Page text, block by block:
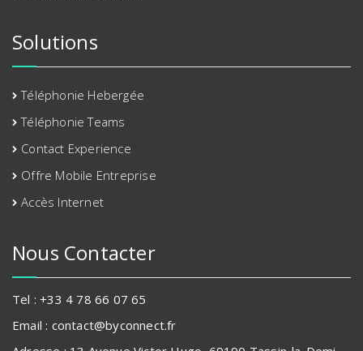
Solutions
Téléphonie Hebergée
Téléphonie Teams
Contact Experience
Offre Mobile Entreprise
Accès Internet
Nous Contacter
Tel : +33 4 78 66 07 65
Email : contact@byconnect.fr